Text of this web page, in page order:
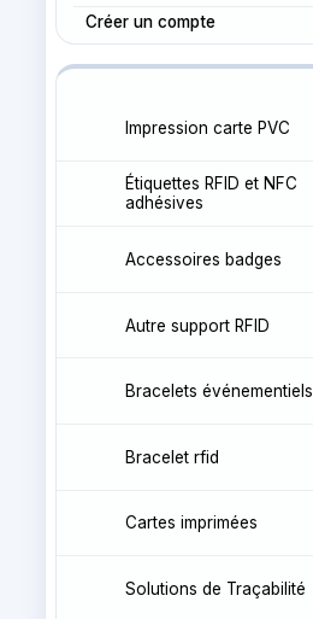
Créer un compte
Impression carte PVC
Étiquettes RFID et NFC
adhésives
Accessoires badges
Autre support RFID
Bracelets événementiels
Bracelet rfid
Cartes imprimées
Solutions de Traçabilité